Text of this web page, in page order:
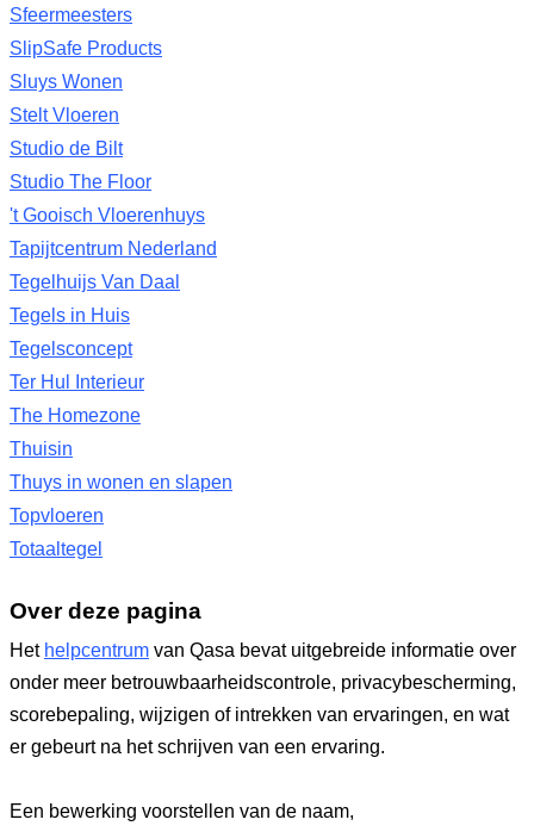
Sfeermeesters
SlipSafe Products
Sluys Wonen
Stelt Vloeren
Studio de Bilt
Studio The Floor
't Gooisch Vloerenhuys
Tapijtcentrum Nederland
Tegelhuijs Van Daal
Tegels in Huis
Tegelsconcept
Ter Hul Interieur
The Homezone
Thuisin
Thuys in wonen en slapen
Topvloeren
Totaaltegel
Over deze pagina
Het helpcentrum van Qasa bevat uitgebreide informatie over
onder meer betrouwbaarheidscontrole, privacybescherming,
scorebepaling, wijzigen of intrekken van ervaringen, en wat
er gebeurt na het schrijven van een ervaring.
Een bewerking voorstellen van de naam,